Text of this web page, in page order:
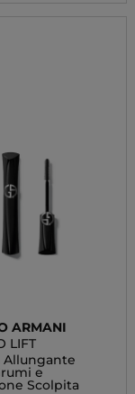
ARMANI
LIFT
Allungante
e
Scolpita